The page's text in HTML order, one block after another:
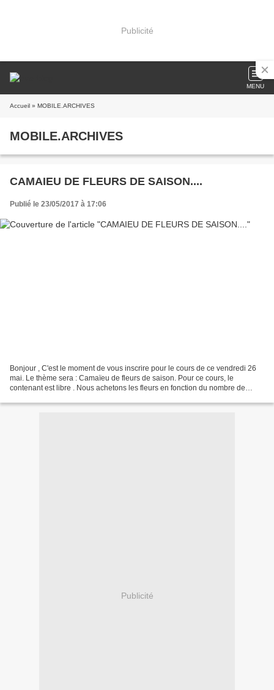
Publicité
MENU
Accueil » MOBILE.ARCHIVES
MOBILE.ARCHIVES
CAMAIEU DE FLEURS DE SAISON....
Publié le 23/05/2017 à 17:06
Bonjour , C'est le moment de vous inscrire pour le cours de ce vendredi 26
mai. Le thème sera : Camaïeu de fleurs de saison. Pour ce cours, le
contenant est libre . Nous achetons les fleurs en fonction du nombre de
Publicité